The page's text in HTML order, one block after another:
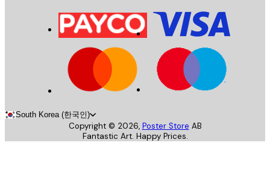
South Korea (한국인)
Copyright © 2026, Poster Store AB
Fantastic Art. Happy Prices.